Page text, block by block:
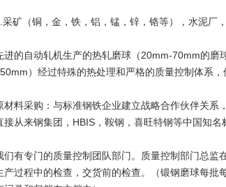
采矿（铜，金，铁，铝，锰，锌，铬等），水泥厂
进的自动轧机生产的热轧磨球（20mm-70mm的磨
）经过特殊的热处理和严格的质量控制体系
材料采购：与标准钢铁企业建立战略合作伙伴关系
接从来钢集团，HBIS，鞍钢，喜旺特钢等中国知名
们有专门的质量控制团队部门。质量控制部门总监
产过程中的检查，交货前的检查。（锻钢磨球每批